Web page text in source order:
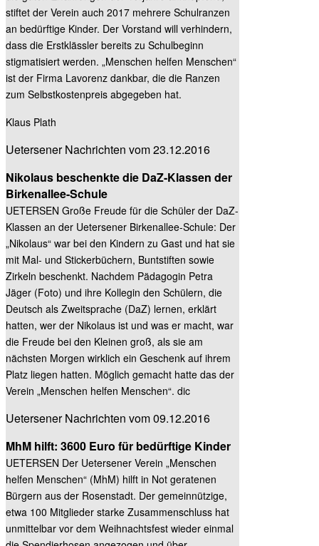
stiftet der Verein auch 2017 mehrere Schulranzen
an bedürftige Kinder. Der Vorstand will verhindern,
dass die Erstklässler bereits zu Schulbeginn
stigmatisiert werden. „Menschen helfen Menschen“
ist der Firma Lavorenz dankbar, die die Ranzen
zum Selbstkostenpreis abgegeben hat.
Klaus Plath
Uetersener Nachrichten vom 23.12.2016
Nikolaus beschenkte die DaZ-Klassen der
Birkenallee-Schule
UETERSEN Große Freude für die Schüler der DaZ-
Klassen an der Uetersener Birkenallee-Schule: Der
„Nikolaus“ war bei den Kindern zu Gast und hat sie
mit Mal- und Stickerbüchern, Buntstiften sowie
Zirkeln beschenkt. Nachdem Pädagogin Petra
Jäger (Foto) und ihre Kollegin den Schülern, die
Deutsch als Zweitsprache (DaZ) lernen, erklärt
hatten, wer der Nikolaus ist und was er macht, war
die Freude bei den Kleinen groß, als sie am
nächsten Morgen wirklich ein Geschenk auf ihrem
Platz liegen hatten. Möglich gemacht hatte das der
Verein „Menschen helfen Menschen“. dic
Uetersener Nachrichten vom 09.12.2016
MhM hilft: 3600 Euro für bedürftige Kinder
UETERSEN Der Uetersener Verein „Menschen
helfen Menschen“ (MhM) hilft in Not geratenen
Bürgern aus der Rosenstadt. Der gemeinnützige,
etwa 100 Mitglieder starke Zusammenschluss hat
unmittelbar vor dem Weihnachtsfest wieder einmal